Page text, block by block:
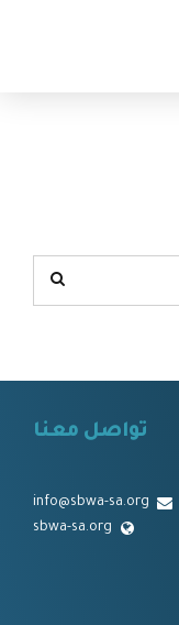
تواصل معنا
info@sbwa-sa.org
sbwa-sa.org